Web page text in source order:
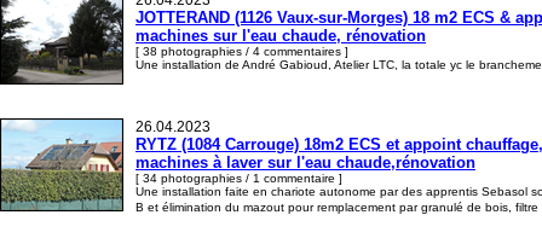
JOTTERAND (1126 Vaux-sur-Morges) 18 m2 ECS &
machines sur l'eau chaude, rénovation
[ 38 photographies / 4 commentaires ]
Une installation de André Gabioud, Atelier LTC, la totale yc le
26.04.2023
RYTZ (1084 Carrouge) 18m2 ECS et appoint
machines à laver sur l'eau chaude,rénovation
[ 34 photographies / 1 commentaire ]
Une installation faite en chariote autonome par des apprentis Sebasol
B et élimination du mazout pour remplacement par granulé de bois,